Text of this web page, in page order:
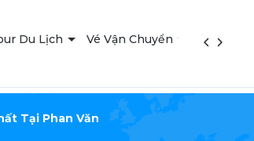
Du Lịch Vé Vận Chuyển Tin tức
Tại Phan Văn